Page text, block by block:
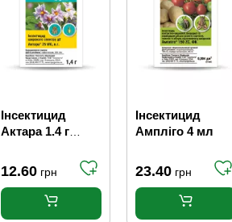
Інсектицид
Актара 1.4 г
12.60 грн
Інсектицид
Ампліго 4 мл
23.40 грн